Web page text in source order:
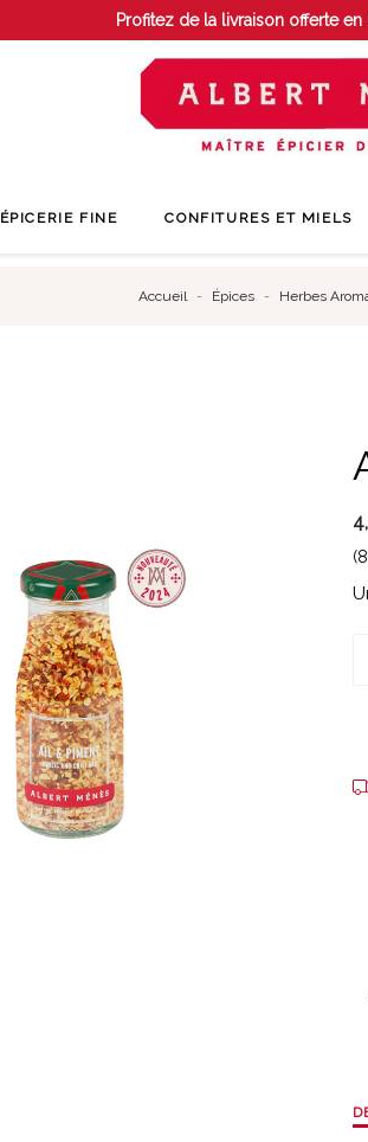
Profitez de la livraison offerte
ÉPICERIE FINE CONFITURES ET MIELS
Accueil Épices Herbes